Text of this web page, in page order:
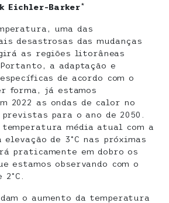
Eichler-Barker*
uma das
desastrosas das mudanças
as regiões litorâneas
a adaptação e
de acordo com o
forma, já estamos
2022 as ondas de calor no
para o ano de 2050.
temperatura média atual com a
de 3°C nas próximas
praticamente em dobro os
estamos observando com o
o aumento da temperatura